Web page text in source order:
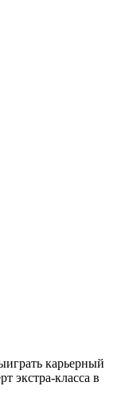
карьерный
экстра-класса в